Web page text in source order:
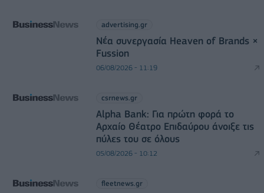
advertising.gr
Νέα συνεργασία Heaven of Brands ×
Fussion
06/08/2026 - 11:19
csrnews.gr
Alpha Bank: Για πρώτη φορά το
Αρχαίο Θέατρο Επιδαύρου άνοιξε τις
πύλες του σε όλους
05/08/2026 - 10:12
fleetnews.gr